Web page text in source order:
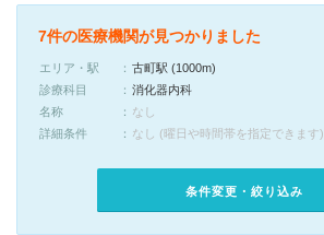
7件の医療機関が見つかりました
エリア・駅
古町駅 (1000m)
診療科目
消化器内科
名称
なし
詳細条件
なし (曜日や時間帯を指定できます)
条件変更・絞り込み